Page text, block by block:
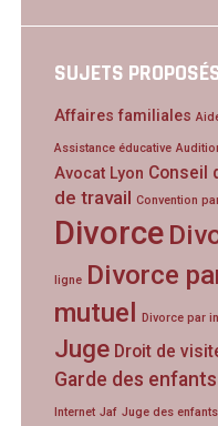
SUJETS
Affaires familiales
Assistance éducative
Avocat Lyon Conseil
de travail Convention
Divorce
ligne Divorce
mutuel Divorce par
Juge Droit de
Garde des enfants
Internet Jaf Juge des enfants